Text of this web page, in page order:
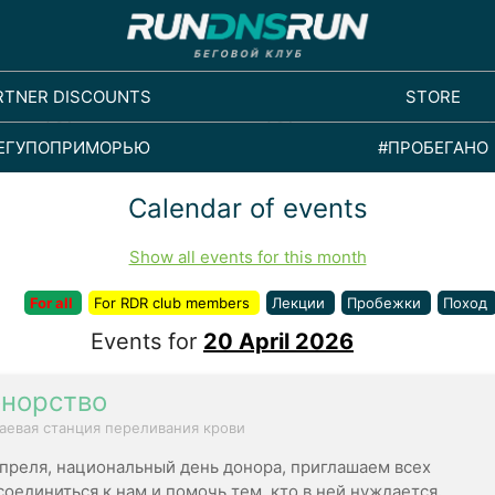
DISCOUNTS STORE
#ПРОБЕГАНО
Calendar of events
Show all events for this month
For all For RDR club members Лекции Пробежки Поход
Events for 20 April 2026
станция переливания крови
национальный день донора, приглашаем всех